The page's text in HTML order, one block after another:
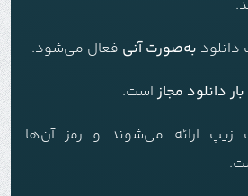
دانلود به‌صورت آنی فعال می‌شود.
است.
زیپ ارائه می‌شوند و رمز آن‌ها